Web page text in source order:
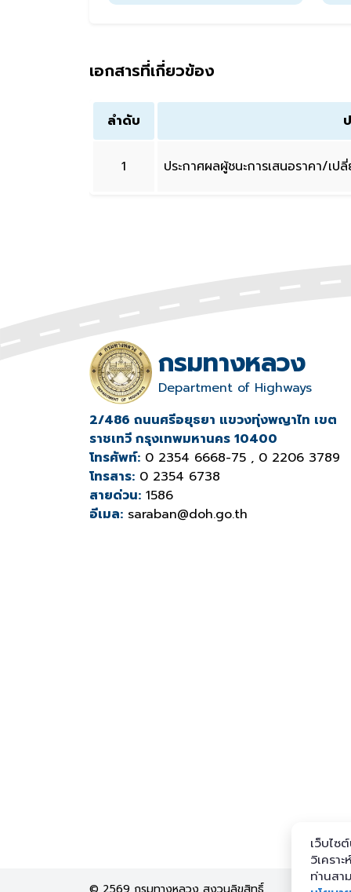
เอกสารที่เกี่ยวข้อง
ลำดับ
1 ประกาศผลผู้ชนะการเสนอราคา/เป
กรมทางหลวง
Department of Highways
2/486 ถนนศรีอยุธยา แขวงทุ่งพญาไท เขต
ราชเทวี กรุงเทพมหานคร 10400
โทรศัพท์: 0 2354 6668-75 , 0 2206 3789
โทรสาร: 0 2354 6738
สายด่วน: 1586
อีเมล: saraban@doh.go.th
เว็บไซ
วิเครา
ท่านสา